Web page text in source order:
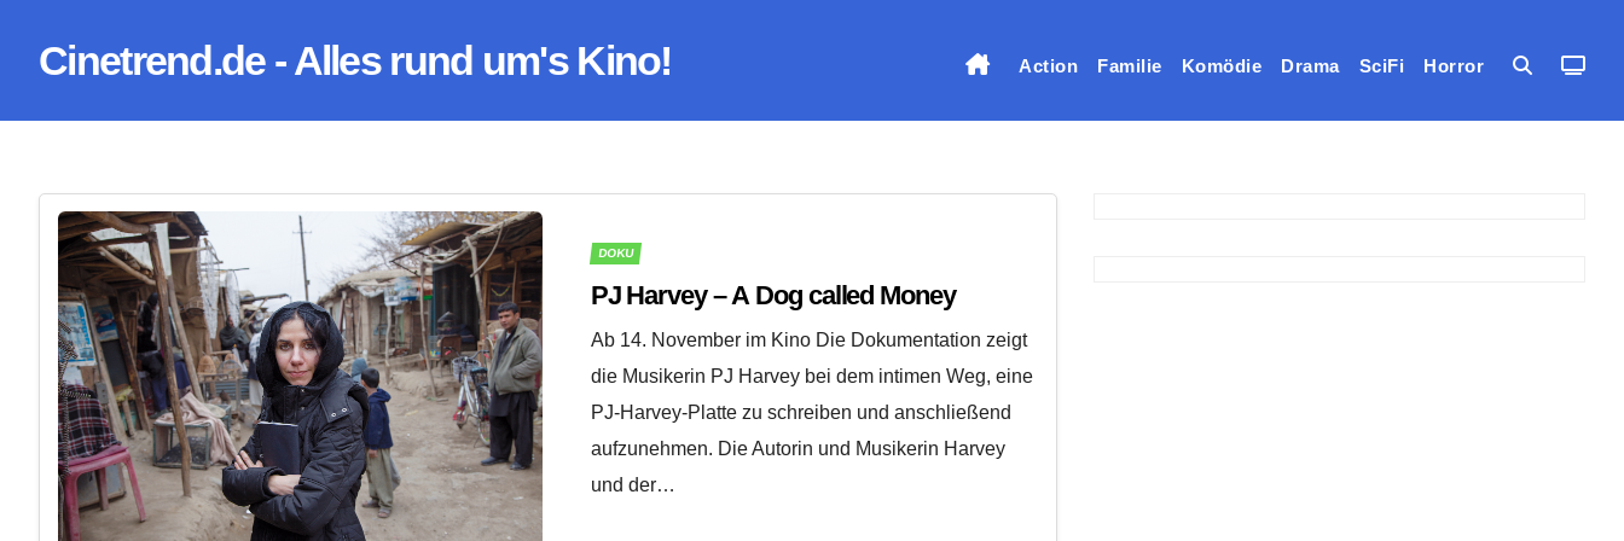
InhaltCinetrend.de - Alles rund um's Kino! Action Familie Komödie Drama SciFi Horror
DOKU
PJ Harvey – A Dog called Money
Ab 14. November im Kino Die Dokumentation zeigt
die Musikerin PJ Harvey bei dem intimen Weg, eine
PJ-Harvey-Platte zu schreiben und anschließend
aufzunehmen. Die Autorin und Musikerin Harvey
und der…